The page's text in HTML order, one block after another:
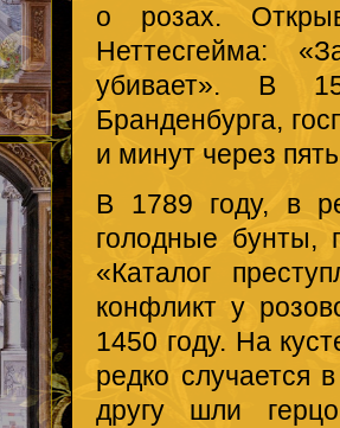
о розах.
Неттесгейма:
убивает». В
Бранденбурга,
и минут через
В 1789 году, в
голодные бунты,
«Каталог
конфликт у
1450 году. На
редко случается
другу шли